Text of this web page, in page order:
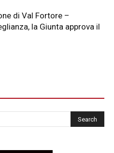
di Val Fortore –
la Giunta approva il